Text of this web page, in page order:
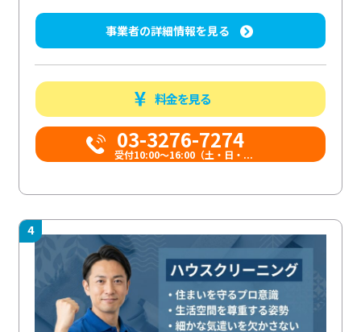
事業者の詳細情報を見る
料金を見る
03-3276-7274
受付10:00〜16:00（土・日・...
4